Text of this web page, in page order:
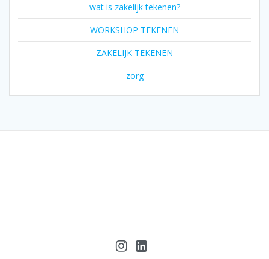
wat is zakelijk tekenen?
WORKSHOP TEKENEN
ZAKELIJK TEKENEN
zorg